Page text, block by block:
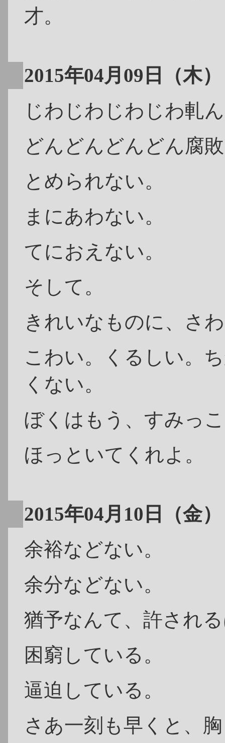
才。
2015年04月09日（木）
じわじわじわじわ軋
どんどんどんどん腐
とめられない。
まにあわない。
てにおえない。
そして。
きれいなものに、さ
こわい。くるしい。
くない。
ぼくはもう、すみっ
ほっといてくれよ。
2015年04月10日（金）
余裕などない。
余分などない。
猶予なんて、許され
困窮している。
逼迫している。
さあ一刻も早くと、